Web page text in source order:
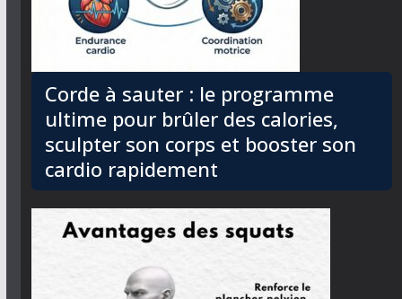
Corde à sauter : le programme
ultime pour brûler des calories,
sculpter son corps et booster son
cardio rapidement